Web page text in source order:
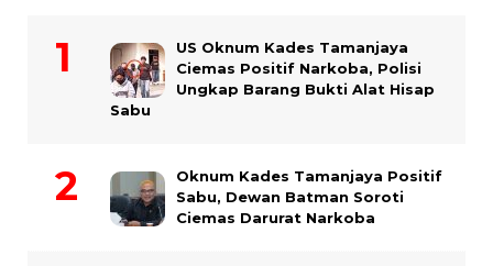
US Oknum Kades Tamanjaya
Ciemas Positif Narkoba, Polisi
Ungkap Barang Bukti Alat Hisap
Sabu
Oknum Kades Tamanjaya Positif
Sabu, Dewan Batman Soroti
Ciemas Darurat Narkoba